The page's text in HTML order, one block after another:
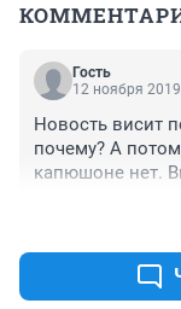
Гость
12 ноября
Новость висит
почему? А
капюшоне нет.
Водителю